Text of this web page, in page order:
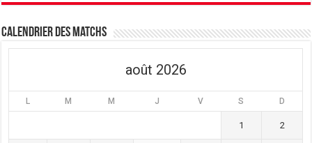
Calendrier des matchs
août 2026
L M M J V S D
1 2